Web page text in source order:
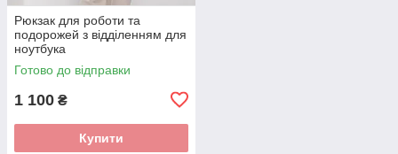
Рюкзак для роботи та
подорожей з відділенням для
ноутбука
Готово до відправки
1 100 ₴
Купити